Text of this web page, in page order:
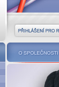
O
Přihlášení pro